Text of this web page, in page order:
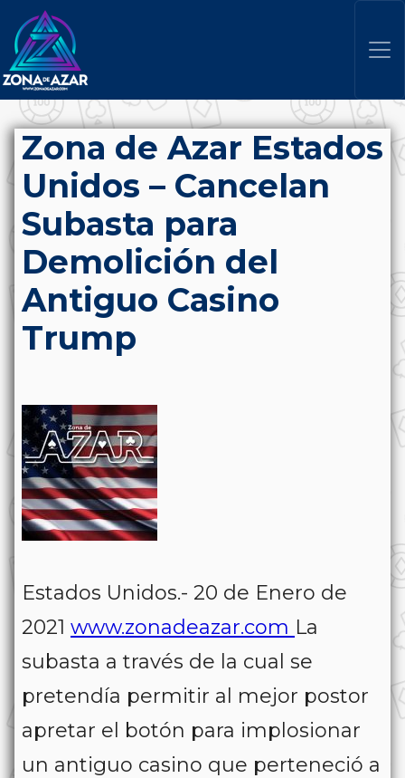
Zona de Azar Estados
Unidos – Cancelan
Subasta para
Demolición del
Antiguo Casino
Trump
Estados Unidos.- 20 de Enero de
2021 www.zonadeazar.com La
subasta a través de la cual se
pretendía permitir al mejor postor
apretar el botón para implosionar
un antiguo casino que perteneció a